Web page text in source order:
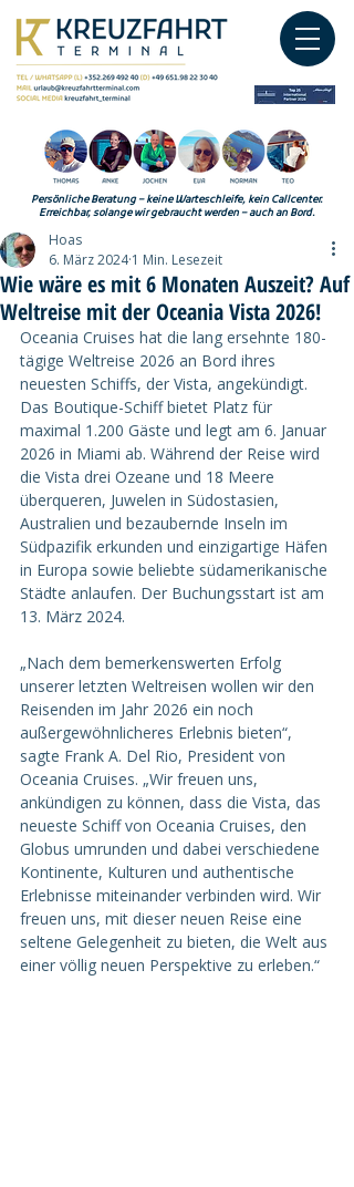
Persönliche Beratung – keine Warteschleife, kein Callcenter.
Erreichbar, solange wir gebraucht werden – auch an Bord.
Wie wäre es mit 6 Monaten Auszeit? Auf
Weltreise mit der Oceania Vista 2026!
Hoas
6. März 2024 1 Min. Lesezeit
Oceania Cruises hat die lang ersehnte 180-
tägige Weltreise 2026 an Bord ihres
neuesten Schiffs, der Vista, angekündigt.
Das Boutique-Schiff bietet Platz für
maximal 1.200 Gäste und legt am 6. Januar
2026 in Miami ab. Während der Reise wird
die Vista drei Ozeane und 18 Meere
überqueren, Juwelen in Südostasien,
Australien und bezaubernde Inseln im
Südpazifik erkunden und einzigartige Häfen
in Europa sowie beliebte südamerikanische
Städte anlaufen. Der Buchungsstart ist am
13. März 2024.
„Nach dem bemerkenswerten Erfolg
unserer letzten Weltreisen wollen wir den
Reisenden im Jahr 2026 ein noch
außergewöhnlicheres Erlebnis bieten“,
sagte Frank A. Del Rio, President von
Oceania Cruises. „Wir freuen uns,
ankündigen zu können, dass die Vista, das
neueste Schiff von Oceania Cruises, den
Globus umrunden und dabei verschiedene
Kontinente, Kulturen und authentische
Erlebnisse miteinander verbinden wird. Wir
freuen uns, mit dieser neuen Reise eine
seltene Gelegenheit zu bieten, die Welt aus
einer völlig neuen Perspektive zu erleben.“